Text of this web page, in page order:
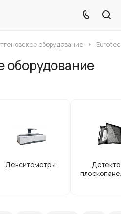
оборудование Eurotec
оборудование
Денситометры